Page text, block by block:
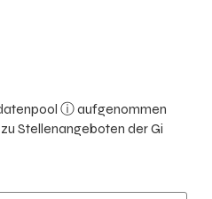
ⓘaufgenommen
Stellenangeboten der Gi